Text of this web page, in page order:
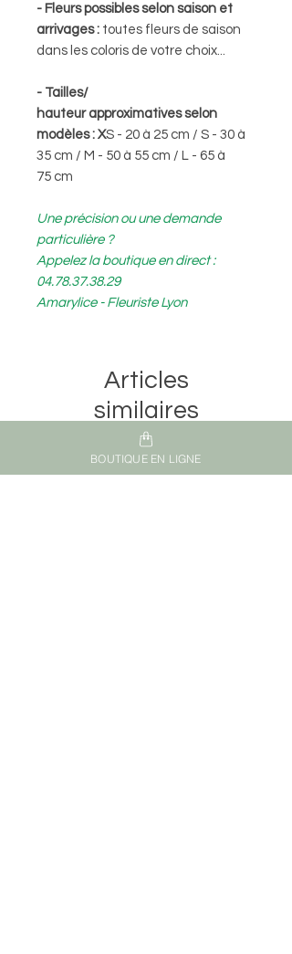
- Fleurs possibles selon saison et
arrivages : toutes fleurs de saison
dans les coloris de votre choix...
- Tailles/
hauteur approximatives selon
modèles : XS - 20 à 25 cm / S - 30 à
35 cm / M - 50 à 55 cm / L - 65 à
75 cm
Une précision ou une demande
particulière ?
Appelez la boutique en direct :
04.78.37.38.29
Amarylice - Fleuriste Lyon
Articles
similaires
BOUTIQUE EN LIGNE